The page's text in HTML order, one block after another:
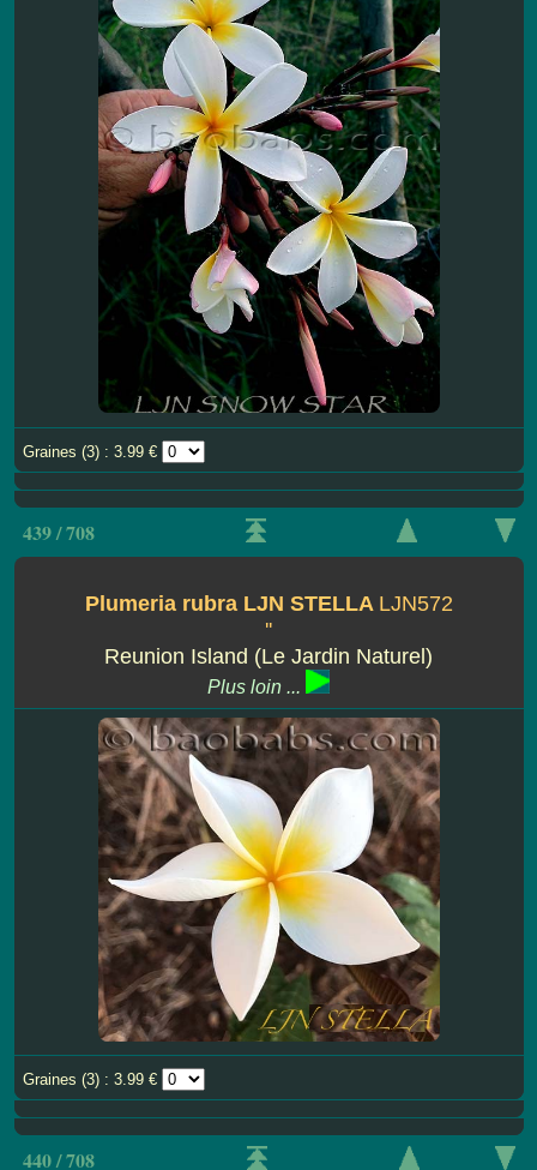
Graines (3) : 3.99 €
439 / 708
Plumeria rubra LJN STELLA LJN572
''
Reunion Island (Le Jardin Naturel)
Plus loin ...
Graines (3) : 3.99 €
440 / 708